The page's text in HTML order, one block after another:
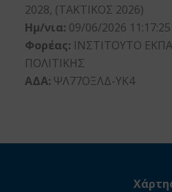
2028, (ΤΑΚΤΙΚΟΣ 2026)
Ημ/νια: 09/06/2026 11:17:25
Φορέας: ΙΝΣΤΙΤΟΥΤΟ
ΠΟΛΙΤΙΚΗΣ
ΑΔΑ: ΨΛ77ΟΞΛΔ-ΥΚ4